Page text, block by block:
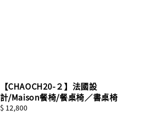
【CHAOCH20-２】法國設
計/Maison餐椅/餐桌椅／書桌椅
Regular
$ 12,800